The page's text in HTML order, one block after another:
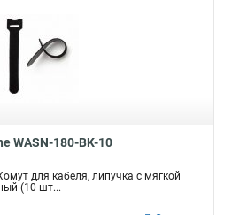
WASN-180-BK-10
для кабеля, липучка с мягкой
(10 шт...